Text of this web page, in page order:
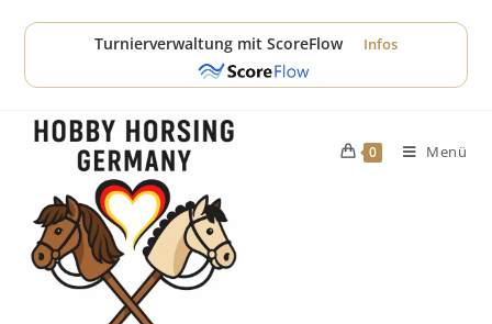
Inhalt
Turnierverwaltung mit ScoreFlow Infos
0 Menü